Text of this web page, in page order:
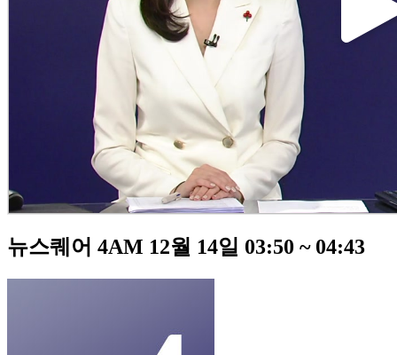
뉴스퀘어 4AM 12월 14일 03:50 ~ 04:43